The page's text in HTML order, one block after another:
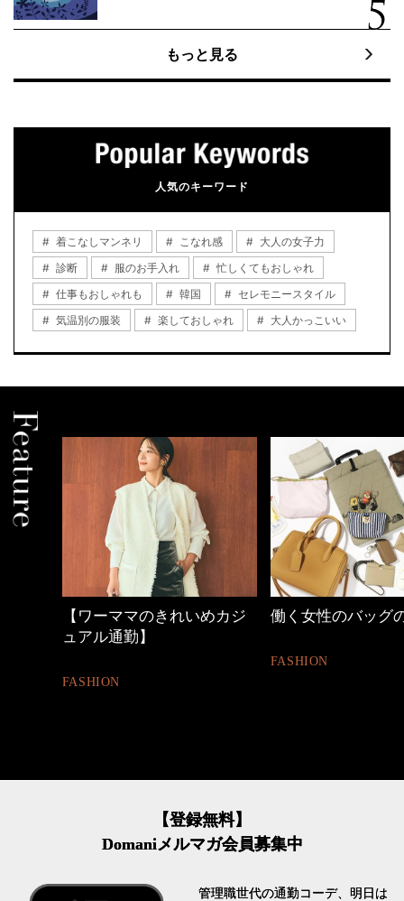
もっと見る
人気のキーワード
着こなしマンネリ こなれ感
大人の女子力
診断
服のお手入れ
忙しくてもおしゃれ
仕事もおしゃれも
韓国
セレモニースタイル
気温別の服装
楽しておしゃれ 大人かっこいい
【ワーママのきれいめカジ
ュアル通勤】
FASHION
働く女性のバッグの
FASHION
【登録無料】
Domaniメルマガ会員募集中
管理職世代の通勤コーデ、明日は